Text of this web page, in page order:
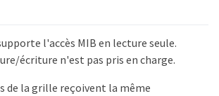
l'accès MIB en lecture seule.
écriture n'est pas pris en charge.
de la grille reçoivent la même